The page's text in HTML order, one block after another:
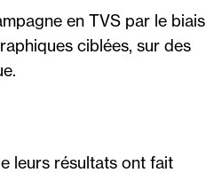
en TVS par le biais
ciblées, sur des
leurs résultats ont fait